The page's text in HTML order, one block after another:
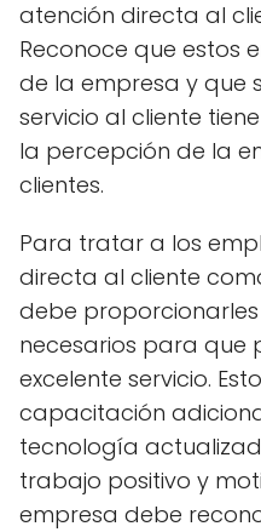
atención directa al
Reconoce que estos
de la empresa y que
servicio al cliente
la percepción de la
clientes.
Para tratar a los
directa al cliente
debe
necesarios para que
excelente servicio.
capacitación
tecnología
trabajo positivo y
empresa debe